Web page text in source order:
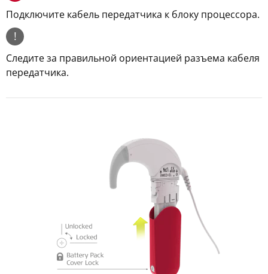
Подключите кабель передатчика к блоку процессора.
!
Следите за правильной ориентацией разъема кабеля
передатчика.